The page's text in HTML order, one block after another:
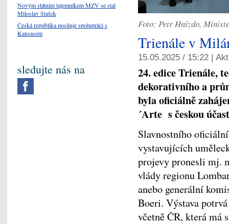
Foto: Petr Hnízdo,
Trienále v
15.05.2025 / 15:22 |
24. edice Trienále,
dekorativního a
byla oficiálně
´Arte s českou
Slavnostního
vystavujících
projevy pronesli mj.
vlády regionu
anebo generální
Boeri. Výstava
včetně ČR, která má
Novým státním tajemníkem MZV se stal
Miloslav Stašek
Česká republika posiluje spolupráci s
Kansasem
sledujte nás na